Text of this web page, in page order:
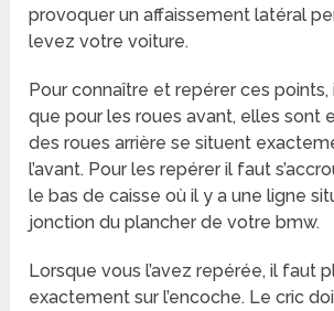
provoquer un affaissement latéral
levez votre voiture.
Pour connaître et repérer ces
que pour les roues avant, elles sont
des roues arrière se situent
l’avant. Pour les repérer il faut
le bas de caisse où il y a une ligne
jonction du plancher de votre bmw.
Lorsque vous l’avez repérée, il faut
exactement sur l’encoche. Le cric